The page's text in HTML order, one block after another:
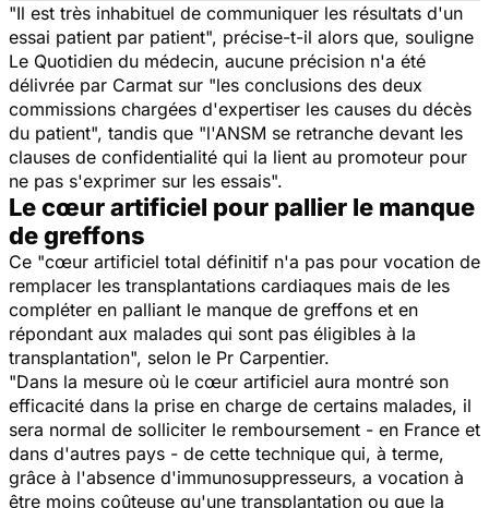
"Il est très inhabituel de communiquer les résultats d'un
essai patient par patient", précise-t-il alors que, souligne
Le Quotidien du médecin, aucune précision n'a été
délivrée par Carmat sur "les conclusions des deux
commissions chargées d'expertiser les causes du décès
du patient", tandis que "l'ANSM se retranche devant les
clauses de confidentialité qui la lient au promoteur pour
ne pas s'exprimer sur les essais".
Le cœur artificiel pour pallier le manque
de greffons
Ce "cœur artificiel total définitif n'a pas pour vocation de
remplacer les transplantations cardiaques mais de les
compléter en palliant le manque de greffons et en
répondant aux malades qui sont pas éligibles à la
transplantation", selon le Pr Carpentier.
"Dans la mesure où le cœur artificiel aura montré son
efficacité dans la prise en charge de certains malades, il
sera normal de solliciter le remboursement - en France et
dans d'autres pays - de cette technique qui, à terme,
grâce à l'absence d'immunosuppresseurs, a vocation à
être moins coûteuse qu'une transplantation ou que la